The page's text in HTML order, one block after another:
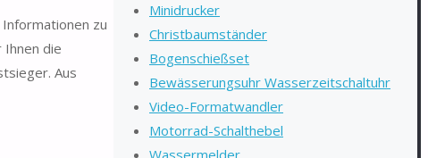
zu
die
Aus
Minidrucker
Christbaumständer
Bogenschießset
Bewässerungsuhr Wasserzeitschaltuhr
Video-Formatwandler
Motorrad-Schalthebel
Wassermelder